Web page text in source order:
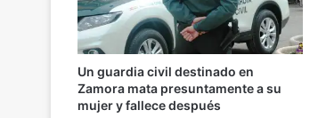
Un guardia civil destinado en
Zamora mata presuntamente a su
mujer y fallece después